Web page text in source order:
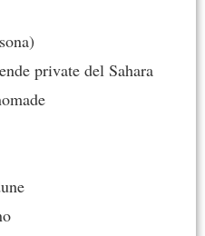
private del Sahara